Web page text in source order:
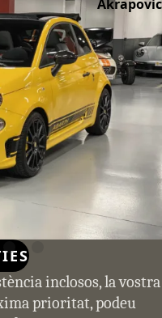
Akrapovic
inclosos, la vostra
prioritat, podeu